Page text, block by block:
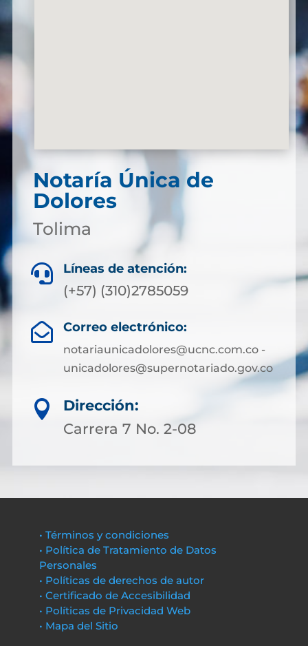
Notaría Única de
Dolores
Tolima
 Líneas de atención:
(+57) (310)2785059
 Correo electrónico:
notariaunicadolores@ucnc.com.co -
unicadolores@supernotariado.gov.co

Dirección:
Carrera 7 No. 2-08
• Términos y condiciones
• Política de Tratamiento de Datos
Personales
• Políticas de derechos de autor
• Certificado de Accesibilidad
• Políticas de Privacidad Web
• Mapa del Sitio